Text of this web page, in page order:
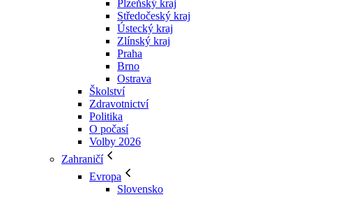
Plzeňský kraj
Středočeský kraj
Ústecký kraj
Zlínský kraj
Praha
Brno
Ostrava
Školství
Zdravotnictví
Politika
O počasí
Volby 2026
Zahraničí
Evropa
Slovensko